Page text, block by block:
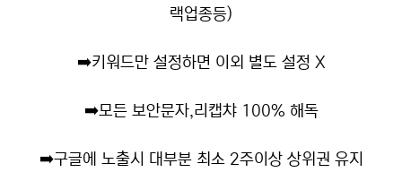
랙업종등)
➡️키워드만 설정하면 이외 별도 설정 X
➡️모든 보안문자,리캡챠 100% 해독
➡️구글에 노출시 대부분 최소 2주이상 상위권 유지